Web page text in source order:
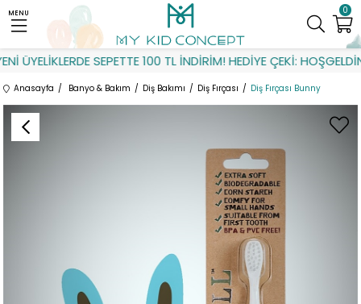
ÜYELİKLERDE SEPETTE 100 TL İNDİRİM! HEDİYE ÇEKİ: HOŞGELDİN
0
MENU
Anasayfa Banyo & Bakım Diş Bakımı Diş Fırçası Diş Fırçası Bunny